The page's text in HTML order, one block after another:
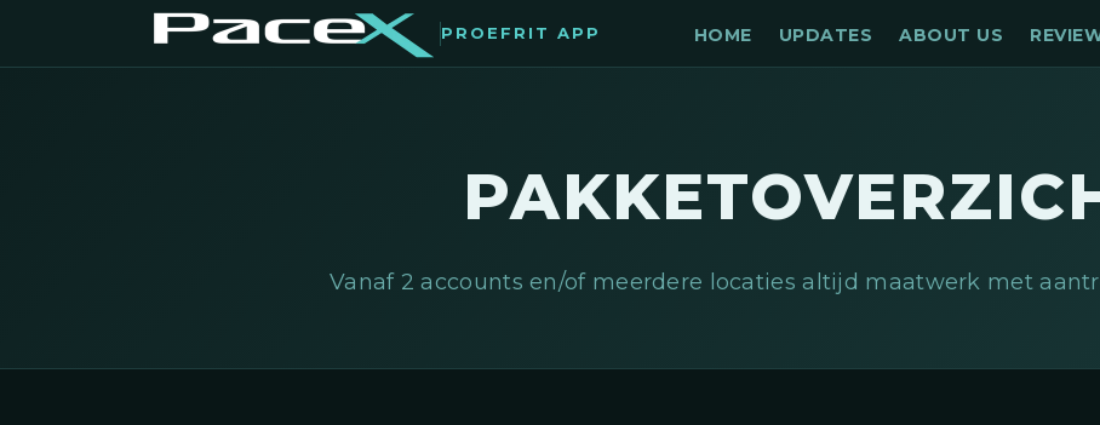
PROEFRIT APP HOME UPDATES ABOUT US
Vanaf 2 accounts en/of meerdere locaties altijd maatwerk met